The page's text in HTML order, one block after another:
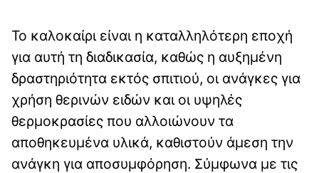
Το καλοκαίρι είναι η καταλληλότερη εποχή
για αυτή τη διαδικασία, καθώς η αυξημένη
δραστηριότητα εκτός σπιτιού, οι ανάγκες για
χρήση θερινών ειδών και οι υψηλές
θερμοκρασίες που αλλοιώνουν τα
αποθηκευμένα υλικά, καθιστούν άμεση την
ανάγκη για αποσυμφόρηση. Σύμφωνα με τις